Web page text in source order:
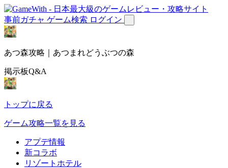
事前ガチャ ゲーム検索 ログイン
あつ森攻略｜あつまれどうぶつの森
掲示板Q&A
トップに戻る
ゲーム攻略一覧を見る
アプデ情報
新コラボ
リゾートホテル